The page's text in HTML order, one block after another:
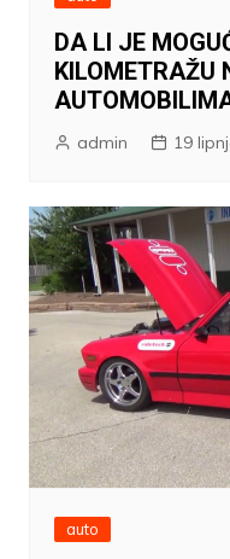
DA LI JE
KILOMETRAŽU
admin 19
auto